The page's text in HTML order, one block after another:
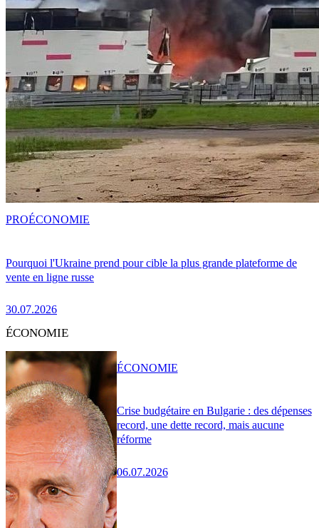
Pourquoi l'Ukraine prend pour cible la plus grande plateforme de
vente en ligne russe
30.07.2026
PROÉCONOMIE
ÉCONOMIE
Crise budgétaire en Bulgarie : des dépenses
record, une dette record, mais aucune
réforme
06.07.2026
ÉCONOMIE